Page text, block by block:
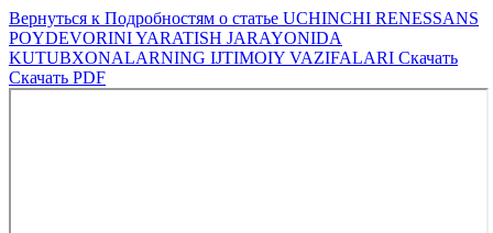
Вернуться к Подробностям о статье UCHINCHI RENESSANS
POYDEVORINI YARATISH JARAYONIDA
KUTUBXONALARNING IJTIMOIY VAZIFALARI Скачать
Скачать PDF